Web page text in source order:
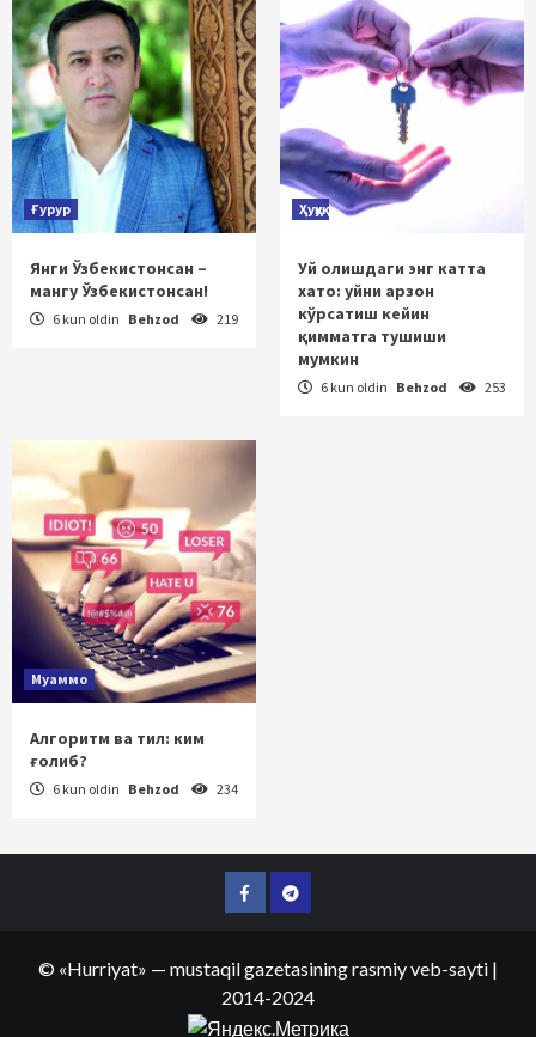
Ғурур
Янги Ўзбекистонсан –
мангу Ўзбекистонсан!
6 kun oldin Behzod 219
Ҳуқуқ
Уй олишдаги энг катта
хато: уйни арзон
кўрсатиш кейин
қимматга тушиши
мумкин
6 kun oldin Behzod 253
Муаммо
Алгоритм ва тил: ким
ғолиб?
6 kun oldin Behzod 234
FacebookTelegram
© «Hurriyat» — mustaqil gazetasining rasmiy veb-sayti |
2014-2024